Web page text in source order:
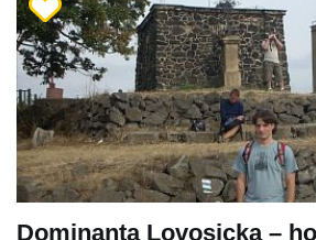
Dominanta Lovosicka –